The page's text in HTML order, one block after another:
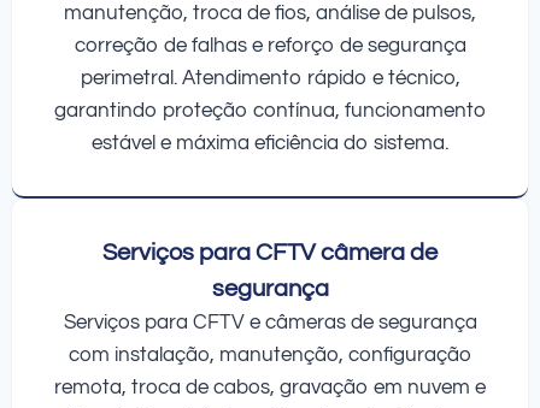
manutenção, troca de fios, análise de pulsos,
correção de falhas e reforço de segurança
perimetral. Atendimento rápido e técnico,
garantindo proteção contínua, funcionamento
estável e máxima eficiência do sistema.
Serviços para CFTV câmera de
segurança
Serviços para CFTV e câmeras de segurança
com instalação, manutenção, configuração
remota, troca de cabos, gravação em nuvem e